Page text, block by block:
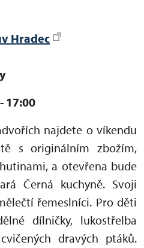
Hradec
17:00
najdete o víkendu
s originálním zbožím,
a otevřena bude
Černá kuchyně. Svoji
řemeslníci. Pro děti
dílničky, lukostřelba
dravých ptáků.